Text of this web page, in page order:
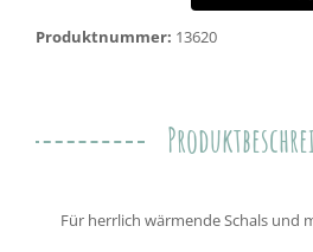
Produktnummer: 13620
Für herrlich wärmende Schals und